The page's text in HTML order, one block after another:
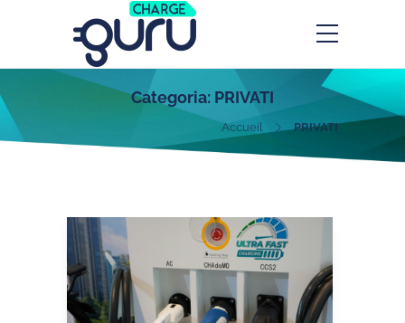
Categoria: PRIVATI
Accueil PRIVATI